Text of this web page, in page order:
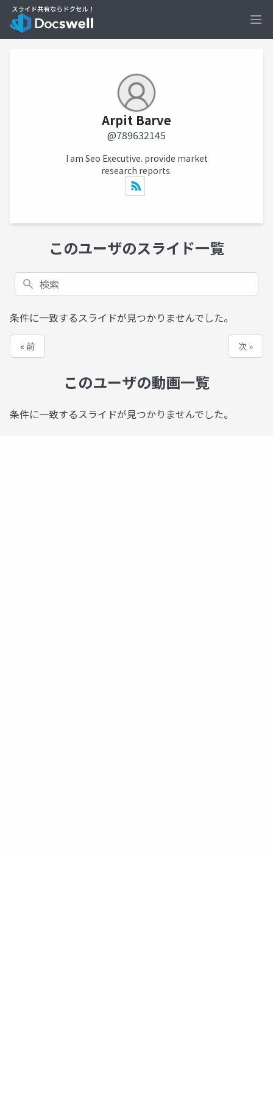
Arpit Barve
@789632145
I am Seo Executive. provide market
research reports.
このユーザのスライド一覧
検索
条件に一致するスライドが見つかりませんでした。
« 前 次 »
このユーザの動画一覧
条件に一致するスライドが見つかりませんでした。